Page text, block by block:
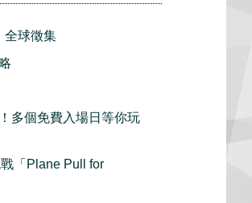
全球徵集
多個免費入場日等你玩
「Plane Pull for